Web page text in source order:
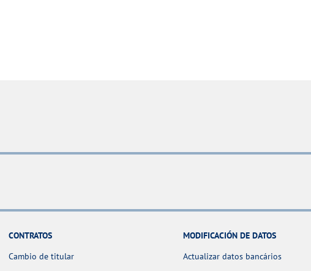
CONTRATOS
Cambio de titular
MODIFICACIÓN DE DATOS
Actualizar datos bancários